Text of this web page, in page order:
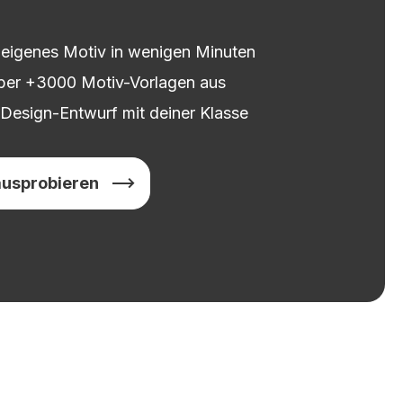
Motiv in wenigen Minuten
+3000 Motiv-Vorlagen aus
Entwurf mit deiner Klasse